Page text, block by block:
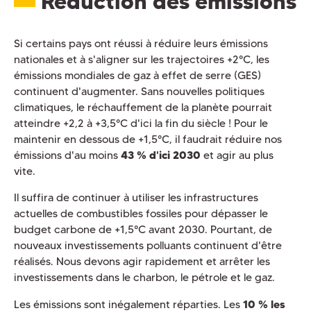
Si certains pays ont réussi à réduire leurs émissions
nationales et à s'aligner sur les trajectoires +2°C, les
émissions mondiales de gaz à effet de serre (GES)
continuent d'augmenter. Sans nouvelles politiques
climatiques, le réchauffement de la planète pourrait
atteindre +2,2 à +3,5°C d'ici la fin du siècle ! Pour le
maintenir en dessous de +1,5°C, il faudrait réduire nos
émissions d'au moins 43 % d'ici 2030 et agir au plus
vite.
Il suffira de continuer à utiliser les infrastructures
actuelles de combustibles fossiles pour dépasser le
budget carbone de +1,5°C avant 2030. Pourtant, de
nouveaux investissements polluants continuent d'être
réalisés. Nous devons agir rapidement et arrêter les
investissements dans le charbon, le pétrole et le gaz.
Les émissions sont inégalement réparties. Les10 % les